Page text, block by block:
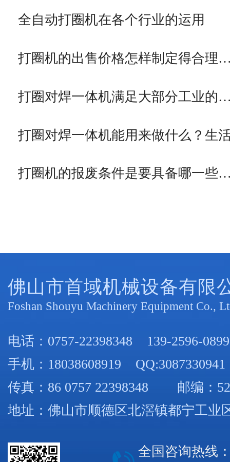
全自动打圈机在各个行业的运用
打圈机的出售价格怎样制定得合理
打圈对焊一体机满足大部分工业的
打圈对焊一体机能用来做什么？生
打圈机的报废条件是要具备哪一些
佛山市首域机械设备有限
Foshan Shouyu Machinery Equipment Co.,
电话： 0757-22398348
139-2596-0899
手机： 18038608919 QQ:3087330941
传真：86 0757 22398348 邮编：
地址：佛山市顺德区北滘镇都宁工业
全国咨询热线